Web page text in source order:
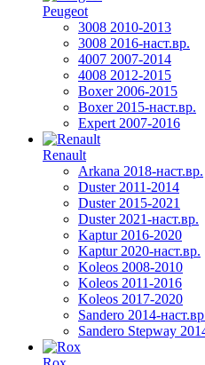
Peugeot
3008 2010-2013
3008 2016-наст.вр.
4007 2007-2014
4008 2012-2015
Boxer 2006-2015
Boxer 2015-наст.вр.
Expert 2007-2016
Renault
Arkana 2018-наст.вр.
Duster 2011-2014
Duster 2015-2021
Duster 2021-наст.вр.
Kaptur 2016-2020
Kaptur 2020-наст.вр.
Koleos 2008-2010
Koleos 2011-2016
Koleos 2017-2020
Sandero 2014-
Sandero Stepway